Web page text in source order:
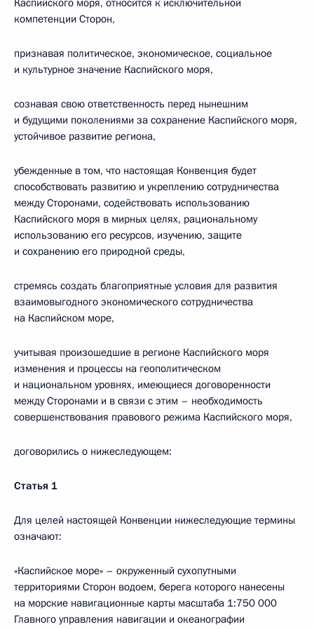
Каспийского моря, относится к исключительной
компетенции Сторон,
признавая политическое, экономическое, социальное
и культурное значение Каспийского моря,
сознавая свою ответственность перед нынешним
и будущими поколениями за сохранение Каспийского моря,
устойчивое развитие региона,
убежденные в том, что настоящая Конвенция будет
способствовать развитию и укреплению сотрудничества
между Сторонами, содействовать использованию
Каспийского моря в мирных целях, рациональному
использованию его ресурсов, изучению, защите
и сохранению его природной среды,
стремясь создать благоприятные условия для развития
взаимовыгодного экономического сотрудничества
на Каспийском море,
учитывая произошедшие в регионе Каспийского моря
изменения и процессы на геополитическом
и национальном уровнях, имеющиеся договоренности
между Сторонами и в связи с этим – необходимость
совершенствования правового режима Каспийского моря,
договорились о нижеследующем:
Статья 1
Для целей настоящей Конвенции нижеследующие термины
означают:
«Каспийское море» – окруженный сухопутными
территориями Сторон водоем, берега которого нанесены
на морские навигационные карты масштаба 1:750 000
Главного управления навигации и океанографии